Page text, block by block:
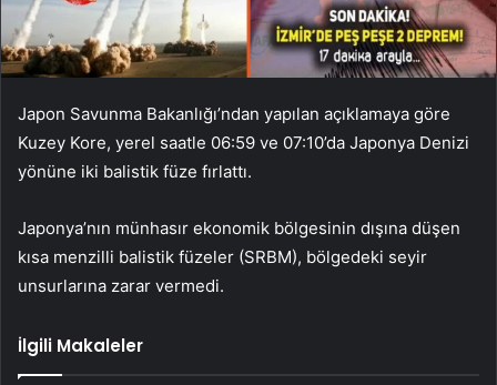
Japon Savunma Bakanlığı’ndan yapılan açıklamaya göre
Kuzey Kore, yerel saatle 06:59 ve 07:10’da Japonya Denizi
yönüne iki balistik füze fırlattı.
Japonya’nın münhasır ekonomik bölgesinin dışına düşen
kısa menzilli balistik füzeler (SRBM), bölgedeki seyir
unsurlarına zarar vermedi.
İlgili Makaleler